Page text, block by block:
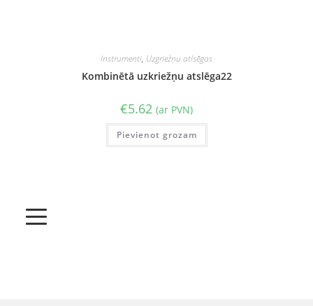
Instrumenti, Uzgriežņu atlsēgas
Kombinētā uzkriežņu atslēga22
€5.62 (ar PVN)
Pievienot grozam